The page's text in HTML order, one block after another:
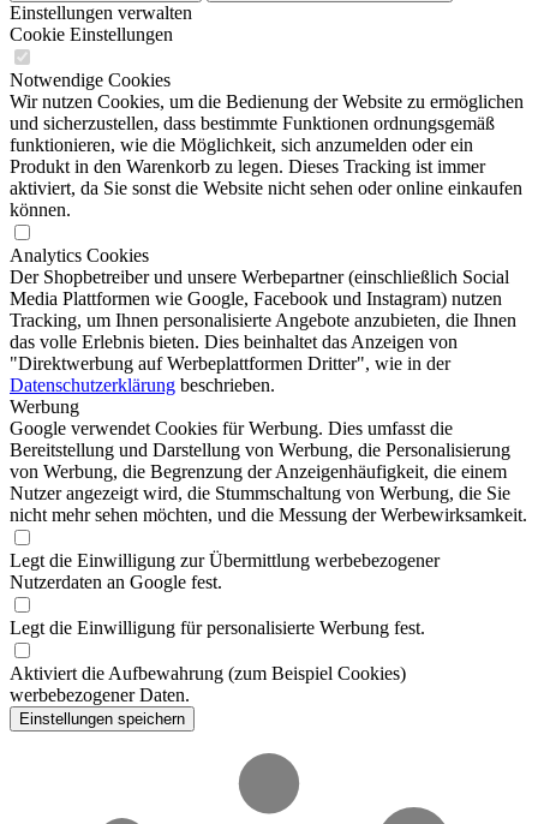
Einstellungen verwalten
Cookie Einstellungen
Notwendige Cookies
Wir nutzen Cookies, um die Bedienung der Website zu ermöglichen
und sicherzustellen, dass bestimmte Funktionen ordnungsgemäß
funktionieren, wie die Möglichkeit, sich anzumelden oder ein
Produkt in den Warenkorb zu legen. Dieses Tracking ist immer
aktiviert, da Sie sonst die Website nicht sehen oder online einkaufen
können.
Analytics Cookies
Der Shopbetreiber und unsere Werbepartner (einschließlich Social
Media Plattformen wie Google, Facebook und Instagram) nutzen
Tracking, um Ihnen personalisierte Angebote anzubieten, die Ihnen
das volle Erlebnis bieten. Dies beinhaltet das Anzeigen von
"Direktwerbung auf Werbeplattformen Dritter", wie in der
Datenschutzerklärung beschrieben.
Werbung
Google verwendet Cookies für Werbung. Dies umfasst die
Bereitstellung und Darstellung von Werbung, die Personalisierung
von Werbung, die Begrenzung der Anzeigenhäufigkeit, die einem
Nutzer angezeigt wird, die Stummschaltung von Werbung, die Sie
nicht mehr sehen möchten, und die Messung der Werbewirksamkeit.
Legt die Einwilligung zur Übermittlung werbebezogener
Nutzerdaten an Google fest.
Legt die Einwilligung für personalisierte Werbung fest.
Aktiviert die Aufbewahrung (zum Beispiel Cookies)
werbebezogener Daten.
Einstellungen speichern